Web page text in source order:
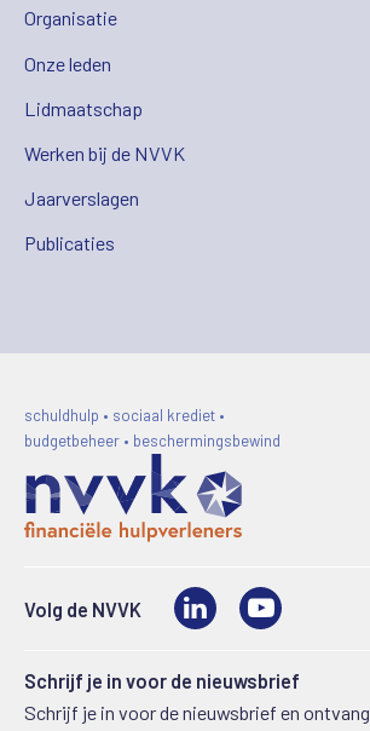
Organisatie
Onze leden
Lidmaatschap
Werken bij de NVVK
Jaarverslagen
Publicaties
schuldhulp • sociaal krediet •
budgetbeheer • beschermingsbewind
Volg de NVVK LinkedIn
Schrijf je in voor de nieuwsbrief
Schrijf je in voor de nieuwsbrief en ontvang